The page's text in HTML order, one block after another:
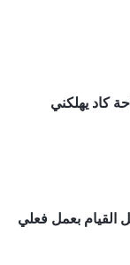
ولا يزورون
ما يجري،
إبلاغ
إذا كان أيّ
المشرف، وما
للإحباط
الأكثر بساطة
القادة الكذبة
كاد يهلكني
بعمل فعلي